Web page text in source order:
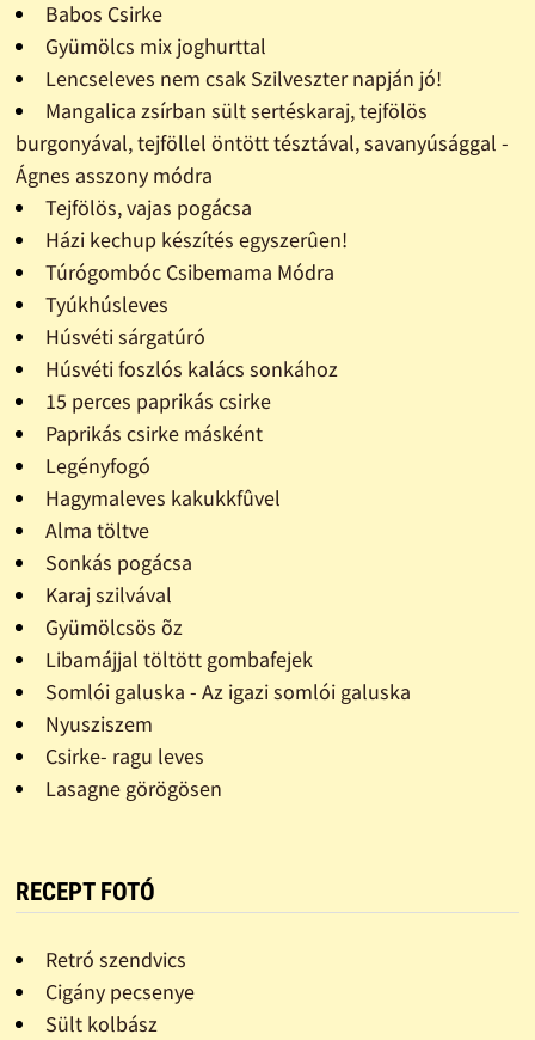
Babos Csirke
Gyümölcs mix joghurttal
Lencseleves nem csak Szilveszter napján jó!
Mangalica zsírban sült sertéskaraj, tejfölös
burgonyával, tejföllel öntött tésztával, savanyúsággal -
Ágnes asszony módra
Tejfölös, vajas pogácsa
Házi kechup készítés egyszerûen!
Túrógombóc Csibemama Módra
Tyúkhúsleves
Húsvéti sárgatúró
Húsvéti foszlós kalács sonkához
15 perces paprikás csirke
Paprikás csirke másként
Legényfogó
Hagymaleves kakukkfûvel
Alma töltve
Sonkás pogácsa
Karaj szilvával
Gyümölcsös õz
Libamájjal töltött gombafejek
Somlói galuska - Az igazi somlói galuska
Nyusziszem
Csirke- ragu leves
Lasagne görögösen
RECEPT FOTÓ
Retró szendvics
Cigány pecsenye
Sült kolbász